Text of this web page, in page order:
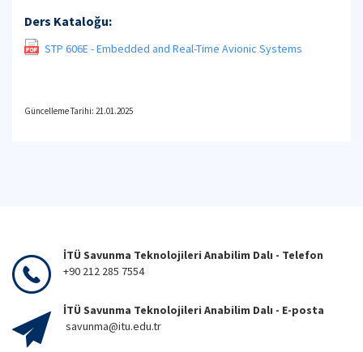
Ders Kataloğu:
STP 606E - Embedded and Real-Time Avionic Systems
Güncelleme Tarihi: 21.01.2025
İTÜ Savunma Teknolojileri Anabilim Dalı - Telefon
+90 212 285 7554
İTÜ Savunma Teknolojileri Anabilim Dalı - E-posta
savunma@itu.edu.tr